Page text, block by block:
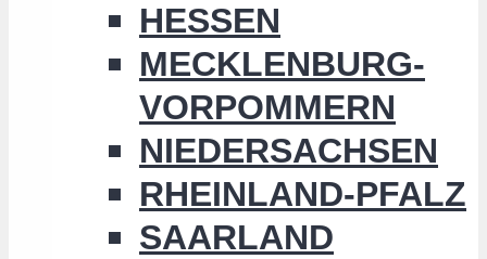
HESSEN
MECKLENBURG-
VORPOMMERN
NIEDERSACHSEN
RHEINLAND-PFALZ
SAARLAND